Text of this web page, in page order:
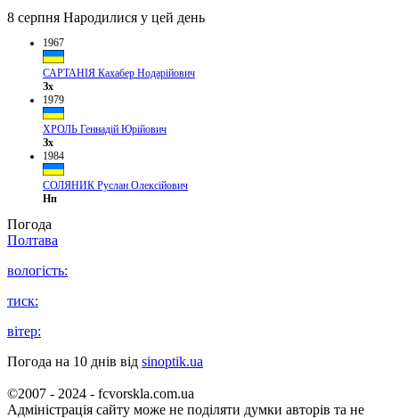
8 серпня Народилися у цей день
1967
САРТАНІЯ Кахабер Нодарійович
Зх
1979
ХРОЛЬ Геннадій Юрійович
Зх
1984
СОЛЯНИК Руслан Олексійович
Нп
Погода
Полтава
вологість:
тиск:
вітер:
Погода на 10 днів від sinoptik.ua
©2007 - 2024 - fcvorskla.com.ua
Адміністрація сайту може не поділяти думки авторів та не